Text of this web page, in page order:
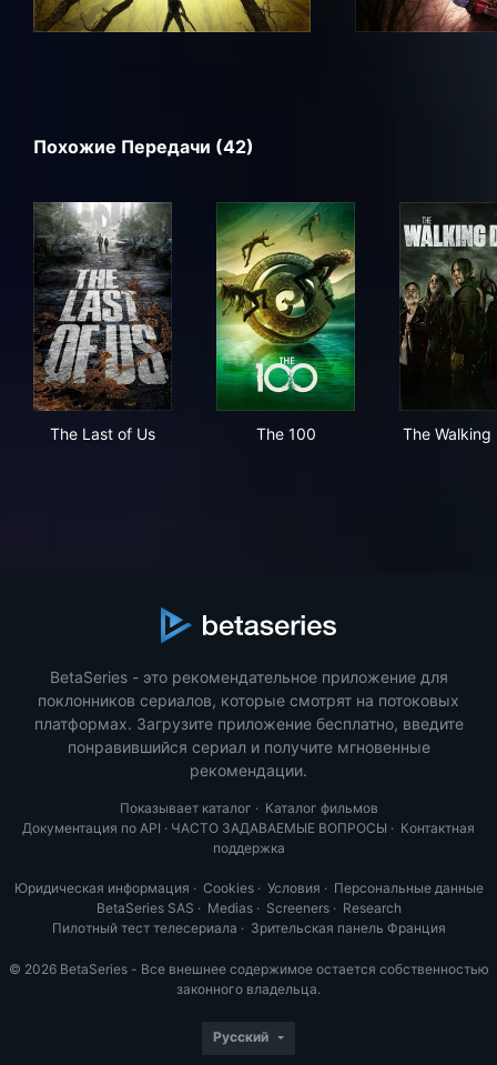
Похожие Передачи (42)
The Last of Us The 100 The Walking
BetaSeries - это рекомендательное приложение для
поклонников сериалов, которые смотрят на потоковых
платформах. Загрузите приложение бесплатно, введите
понравившийся сериал и получите мгновенные
рекомендации.
Показывает каталог · Каталог фильмов
Документация по API · ЧАСТО ЗАДАВАЕМЫЕ ВОПРОСЫ · Контактная
поддержка
Юридическая информация · Cookies· Условия · Персональные данные
BetaSeries SAS · Medias· Screeners· Research
Пилотный тест телесериала · Зрительская панель Франция
© 2026 BetaSeries - Все внешнее содержимое остается собственностью
законного владельца.
Русский